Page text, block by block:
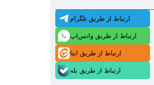
ارتباط از طریق تلگرام
ارتباط از طریق واتس‌اپ
ارتباط از طریق ایتا
ارتباط از طریق بله